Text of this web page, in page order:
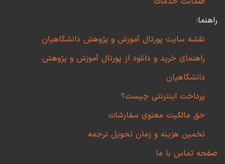
راهنما:
نقشه سایت پورتال آموزش و پژوهش دانشگاهیان
راهنمای خرید و دانلود از پورتال آموزش و پژوهش
دانشگاهیان
پرداخت اینترنتی چیست؟
حق مالکیت معنوی سفارشات
تخمین هزینه و زمان تحویل ترجمه
صفحه تماس با ما